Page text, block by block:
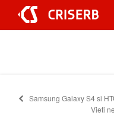
conținut
Samsung Galaxy S4 si
Vieti